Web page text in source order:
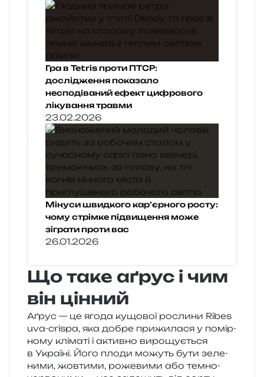
Гра в Tetris проти ПТСР:
дослідження показало
несподіваний ефект цифрового
лікування травми
23.02.2026
Мінуси швидкого кар’єрного росту:
чому стрімке підвищення може
зіграти проти вас
26.01.2026
Що таке аґрус і чим
він цінний
Аґрус — це ягода кущо­вої росли­ни Ribes
uva-crispa, яка добре при­жи­ла­ся у помір­
но­му клі­ма­ті і актив­но виро­щу­є­ться
в Україні. Його плоди можуть бути зеле­
ни­ми, жов­ти­ми, роже­ви­ми або темно-